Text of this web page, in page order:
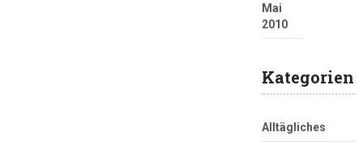
Mai
2010
Kategorien
Alltägliches